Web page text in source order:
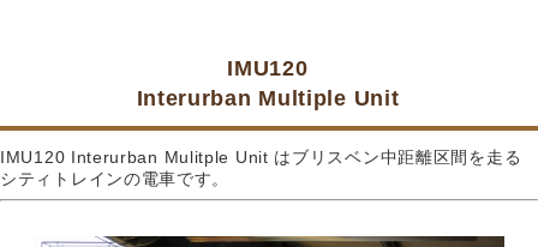
IMU120
Interurban Multiple Unit
IMU120 Interurban Mulitple Unit はブリスベン中距離区間を走る
シティトレインの電車です。